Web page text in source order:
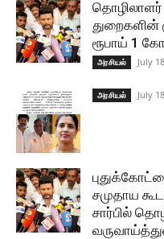
தொழிலாளர்
துறைகளின்
ரூபாய் 1
அரசியல் July
அரசியல் July
சமுதாய
சார்பில்